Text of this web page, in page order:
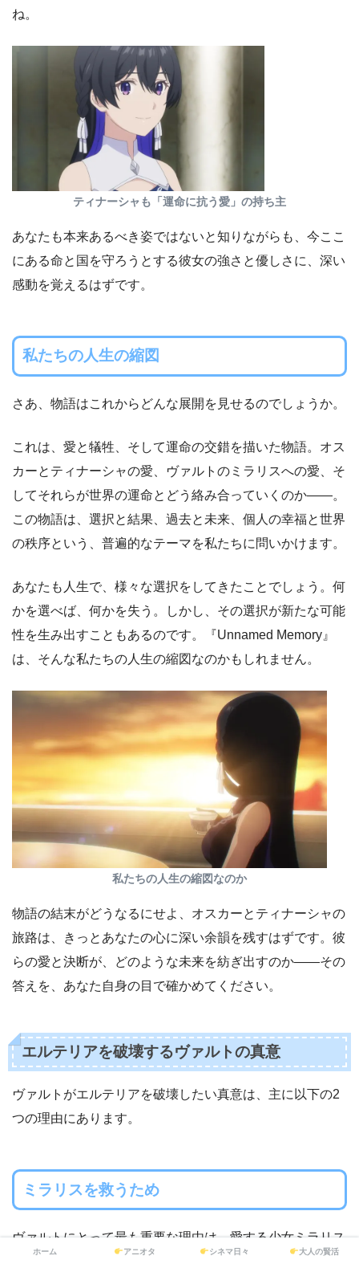
ね。
ティナーシャも「運命に抗う愛」の持ち主
あなたも本来あるべき姿ではないと知りながらも、今ここ
にある命と国を守ろうとする彼女の強さと優しさに、深い
感動を覚えるはずです。
私たちの人生の縮図
さあ、物語はこれからどんな展開を見せるのでしょうか。
これは、愛と犠牲、そして運命の交錯を描いた物語。オス
カーとティナーシャの愛、ヴァルトのミラリスへの愛、そ
してそれらが世界の運命とどう絡み合っていくのか——。
この物語は、選択と結果、過去と未来、個人の幸福と世界
の秩序という、普遍的なテーマを私たちに問いかけます。
あなたも人生で、様々な選択をしてきたことでしょう。何
かを選べば、何かを失う。しかし、その選択が新たな可能
性を生み出すこともあるのです。『Unnamed Memory』
は、そんな私たちの人生の縮図なのかもしれません。
私たちの人生の縮図なのか
物語の結末がどうなるにせよ、オスカーとティナーシャの
旅路は、きっとあなたの心に深い余韻を残すはずです。彼
らの愛と決断が、どのような未来を紡ぎ出すのか——その
答えを、あなた自身の目で確かめてください。
エルテリアを破壊するヴァルトの真意
ヴァルトがエルテリアを破壊したい真意は、主に以下の2
つの理由にあります。
ミラリスを救うため
ヴァルトにとって最も重要な理由は、愛する少女ミラリス
ホーム アニオタ シネマ日々 大人の賢活